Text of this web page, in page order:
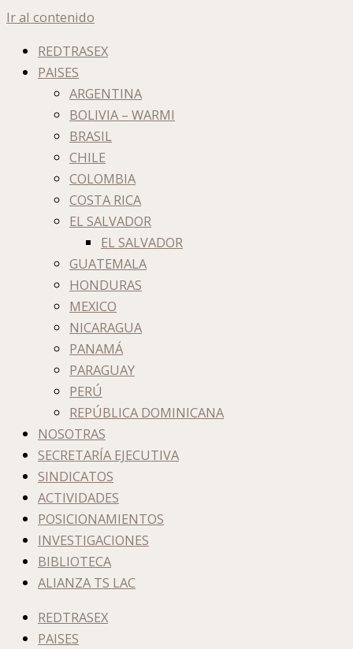
Ir al contenido
REDTRASEX
PAISES
ARGENTINA
BOLIVIA – WARMI
BRASIL
CHILE
COLOMBIA
COSTA RICA
EL SALVADOR
EL SALVADOR
GUATEMALA
HONDURAS
MEXICO
NICARAGUA
PANAMÁ
PARAGUAY
PERÚ
REPÚBLICA DOMINICANA
NOSOTRAS
SECRETARÍA EJECUTIVA
SINDICATOS
ACTIVIDADES
POSICIONAMIENTOS
INVESTIGACIONES
BIBLIOTECA
ALIANZA TS LAC
REDTRASEX
PAISES